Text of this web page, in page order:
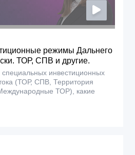
режимы Дальнего
ТОР, СПВ и другие.
инвестиционных
(ТОР, СПВ, Территория
ТОР), какие